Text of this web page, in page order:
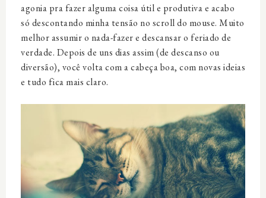
agonia pra fazer alguma coisa útil e produtiva e acabo
só descontando minha tensão no scroll do mouse. Muito
melhor assumir o nada-fazer e descansar o feriado de
verdade. Depois de uns dias assim (de descanso ou
diversão), você volta com a cabeça boa, com novas ideias
e tudo fica mais claro.